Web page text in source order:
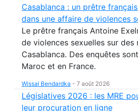
Casablanca : un prêtre
dans une affaire de violences
Le prêtre français Antoine
de violences sexuelles sur des
Casablanca. Des enquêtes
Maroc et en France.
Wissal Bendardka - 7 août 2026
Législatives 2026 : les MRE
leur procuration en ligne